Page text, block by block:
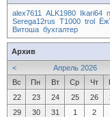
alex7611 ALK1980 Ikari64
Serega12rus T1000 trol
Витоша бухгалтер
Архив
<
Апрель 2026
Вс
Пн Вт Ср Чт
22
23 24 25 26
29
30 31 1 2